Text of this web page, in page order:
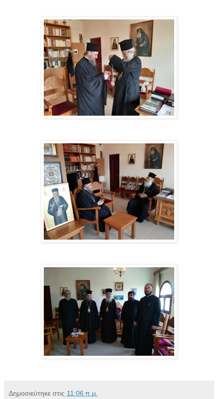
Δημοσιεύτηκε στις 11:06 π.μ.